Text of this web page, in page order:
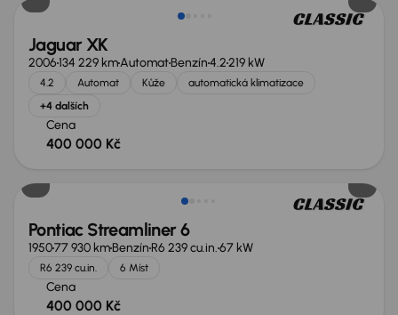
Jaguar XK
2006134 229 kmAutomatBenzín4.2219 kW
4.2 Automat Kůže
automatická klimatizace
+4 dalších
Cena
400 000 Kč
Pontiac Streamliner 6
195077 930 kmBenzín R6 239 cu.in.67 kW
R6 239 cu.in. 6 Míst
Cena
400 000 Kč